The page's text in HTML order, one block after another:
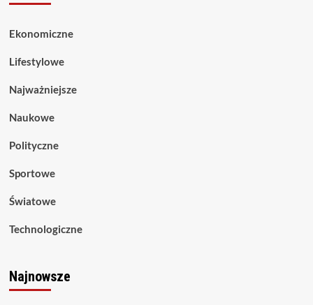
Ekonomiczne
Lifestylowe
Najważniejsze
Naukowe
Polityczne
Sportowe
Światowe
Technologiczne
Najnowsze